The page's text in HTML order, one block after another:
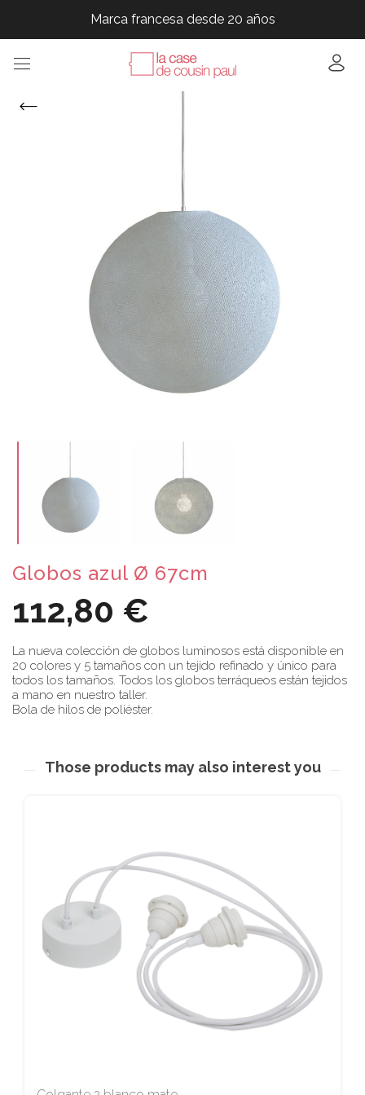
Marca francesa desde 20 años
Marca francesa desde 20 años
Marca francesa desde 20 años
Globos azul Ø 67cm
112,80 €
La nueva colección de globos luminosos está disponible en
20 colores y 5 tamaños con un tejido refinado y único para
todos los tamaños. Todos los globos terráqueos están tejidos
a mano en nuestro taller.
Bola de hilos de poliéster.
Those products may also interest you